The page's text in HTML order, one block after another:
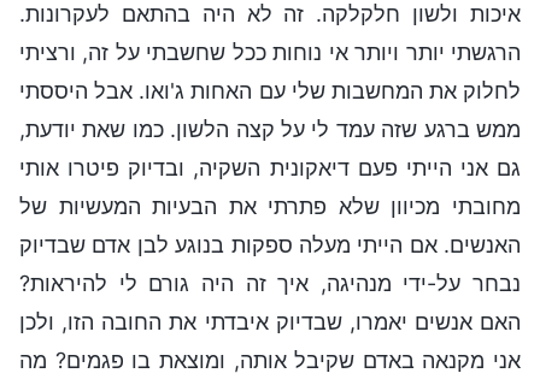
איכות ולשון חלקלקה. זה לא היה בהתאם לעקרונות.
הרגשתי יותר ויותר אי נוחות ככל שחשבתי על זה, ורציתי
לחלוק את המחשבות שלי עם האחות ג'ואו. אבל היססתי
ממש ברגע שזה עמד לי על קצה הלשון. כמו שאת יודעת,
גם אני הייתי פעם דיאקונית השקיה, ובדיוק פיטרו אותי
מחובתי מכיוון שלא פתרתי את הבעיות המעשיות של
האנשים. אם הייתי מעלה ספקות בנוגע לבן אדם שבדיוק
נבחר על-ידי מנהיגה, איך זה היה גורם לי להיראות?
האם אנשים יאמרו, שבדיוק איבדתי את החובה הזו, ולכן
אני מקנאה באדם שקיבל אותה, ומוצאת בו פגמים? מה